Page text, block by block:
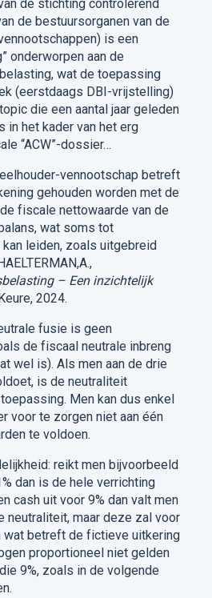
de stichting controlerend
de bestuursorganen van de
is een
onderworpen aan de
wat de toepassing
(eerstdaags DBI-vrijstelling)
die een aantal jaar geleden
in het kader van het erg
“ACW”-dossier…
vennootschap betreft
gehouden worden met de
fiscale nettowaarde van de
wat soms tot
leiden, zoals uitgebreid
– Een inzichtelijk
2024.
fusie is geen
de fiscaal neutrale inbreng
wel is). Als men aan de drie
is de neutraliteit
Men kan dus enkel
voor te zorgen niet aan één
te voldoen.
reikt men bijvoorbeeld
dan is de hele verrichting
cash uit voor 9% dan valt men
neutraliteit, maar deze zal voor
wat betreft de fictieve uitkering
proportioneel niet gelden
9%, zoals in de volgende